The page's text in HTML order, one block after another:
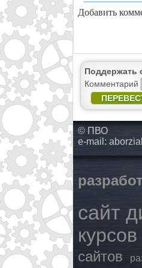
Добавить
Поддержать
Комментарий
© ПВО
e-mail:
сайт
курсов
сайтов